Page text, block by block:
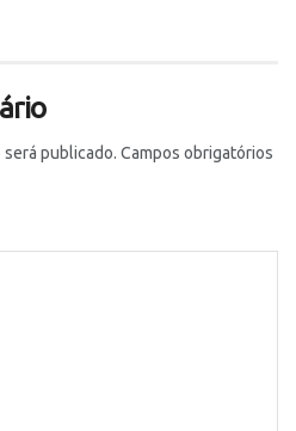
publicado. Campos obrigatórios